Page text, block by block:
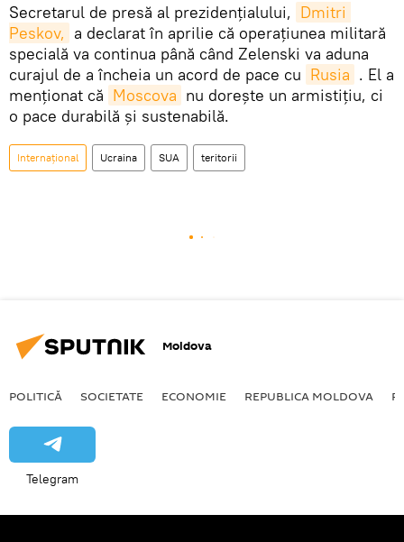
Secretarul de presă al prezidențialului, Dmitri
Peskov, a declarat în aprilie că operațiunea militară
specială va continua până când Zelenski va aduna
curajul de a încheia un acord de pace cu Rusia . El a
menționat că Moscova nu dorește un armistițiu, ci
o pace durabilă și sustenabilă.
Internațional Ucraina SUA teritorii
Moldova
POLITICĂ SOCIETATE ECONOMIE REPUBLICA MOLDOVA
Telegram